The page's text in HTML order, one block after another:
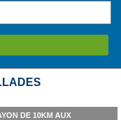
DE 10KM AUX